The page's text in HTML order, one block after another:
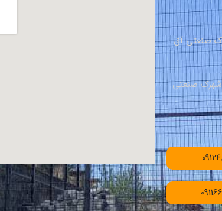
صنعتی آق
شهرک صنعتی